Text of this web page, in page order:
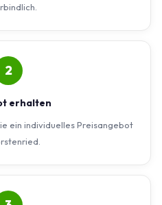
2
erhalten
ein individuelles Preisangebot